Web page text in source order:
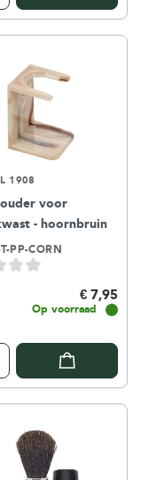
1908
voor
- hoornbruin
PP-CORN
€ 7,95
Op voorraad